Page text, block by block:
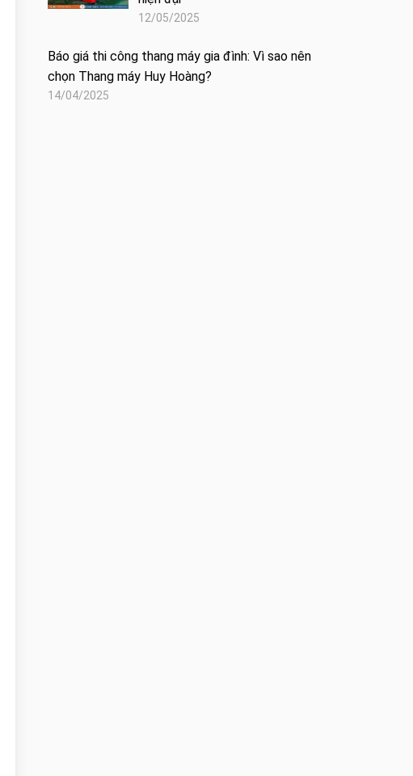
12/05/2025
Báo giá thi công thang máy gia đình: Vì sao nên
chọn Thang máy Huy Hoàng?
14/04/2025